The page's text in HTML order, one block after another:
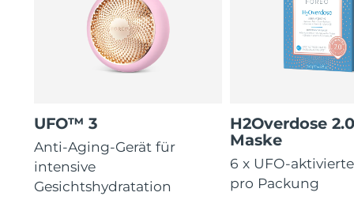
UFO™ 3
Anti-Aging-Gerät für
intensive
Gesichtshydratation
H2Overdose
Maske
6 x UFO-
pro Packung